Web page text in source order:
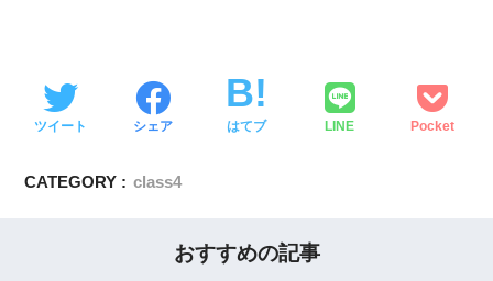
ツイート シェア はてブ LINE Pocket
CATEGORY : class4
おすすめの記事